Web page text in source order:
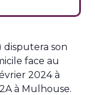
disputera son
face au
2024 à
à Mulhouse.